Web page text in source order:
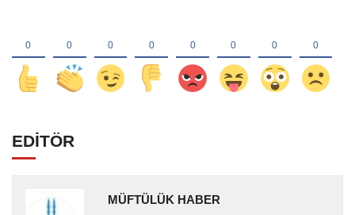
EDİTÖR
MÜFTÜLÜK HABER